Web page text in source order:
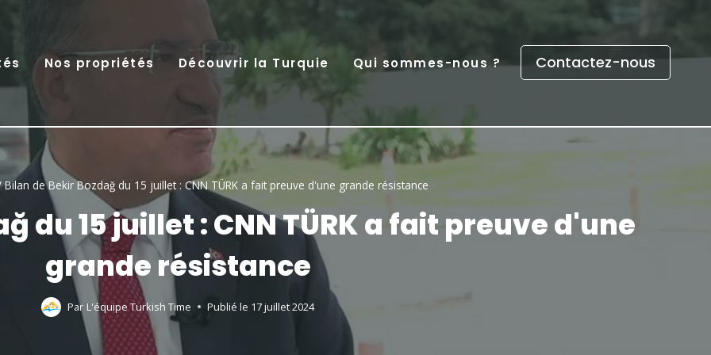
Nos propriétés Découvrir la Turquie Qui sommes-nous ? Contactez-nous
Bilan de Bekir Bozdağ du 15 juillet : CNN TÜRK a fait preuve d'une grande résistance
du 15 juillet : CNN TÜRK a fait preuve d'une
grande résistance
Par L'équipe Turkish Time Publié le 17 juillet 2024